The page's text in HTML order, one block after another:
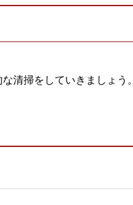
清掃をしていきましょう。